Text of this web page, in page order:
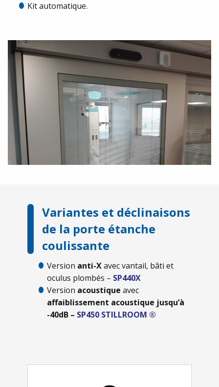
Kit automatique.
Variantes et déclinaisons
de la porte étanche
coulissante
Version anti-Xavec vantail, bâti et
oculus plombés – SP440X
Version acoustique avec
affaiblissement acoustique jusqu’à
-40dB – SP450 STILLROOM ®